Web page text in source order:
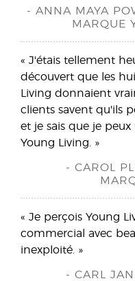
- ANNA MAYA
MARQUE
« J'étais tellement
découvert que les
Living donnaient
clients savent qu'ils
et je sais que je
Young Living. »
- CAROL
« Je perçois Young
commercial avec
inexploité. »
- CARL